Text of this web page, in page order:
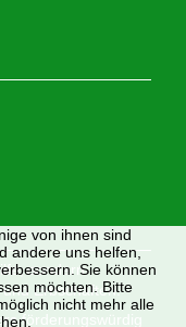
sondern
Erbschaften.
förderungswürdig
von ihnen sind
andere uns helfen,
Sie können
möchten. Bitte
nicht mehr alle